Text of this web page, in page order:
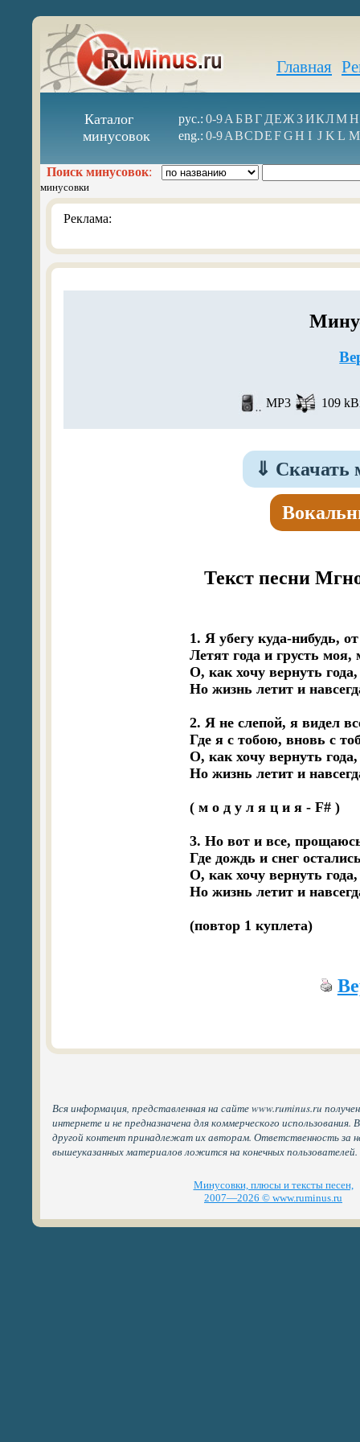
Главная
Каталог
минусовок
рус.: 0-9А БВГ ДЕЖ З ИКЛМН
eng.: 0-9ABCDEFGH I J K L M
Поиск минусовок:
минусовки
Реклама:
MP3 109
⇓ Скачать
Текст песни
1. Я убегу куда-нибудь,
Летят года и грусть моя,
О, как хочу вернуть
Но жизнь летит и
2. Я не слепой, я видел
Где я с тобою, вновь с
О, как хочу вернуть
Но жизнь летит и
( м о д у л я ц и я - F# )
3. Но вот и все,
Где дождь и снег
О, как хочу вернуть
Но жизнь летит и
(повтор 1 куплета)
Вся информация, представленная на сайте www.ruminus.ru
интернете и не предназначена для коммерческого
другой контент принадлежат их авторам. Ответственность за
вышеуказанных материалов ложится на конечных пользователей.
Минусовки, плюсы и тексты песен,
2007—2026 © www.ruminus.ru